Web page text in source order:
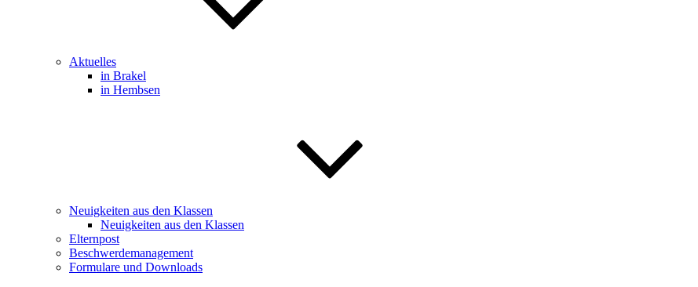
Aktuelles
in Brakel
in Hembsen
Neuigkeiten aus den Klassen
Neuigkeiten aus den Klassen
Elternpost
Beschwerdemanagement
Formulare und Downloads